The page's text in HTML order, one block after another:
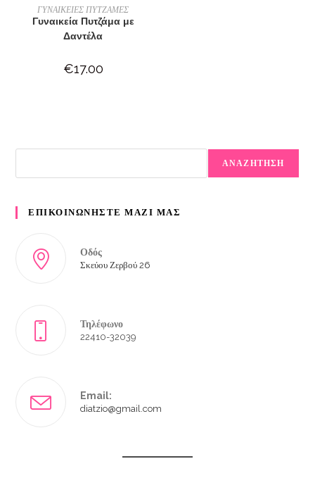
ΕΠΙΛΟΓΉ
ΓΥΝΑΙΚΕΙΕΣ ΠΥΤΖΑΜΕΣ
Γυναικεία Πυτζάμα με
Δαντέλα
€17.00
ΑΝΑΖΗΤΗΣΗ
ΕΠΙΚΟΙΝΩΝΗΣΤΕ ΜΑΖΙ ΜΑΣ
Οδός
Σκεύου Ζερβού 26
Τηλέφωνο
22410-32039
Email:
diatzio@gmail.com